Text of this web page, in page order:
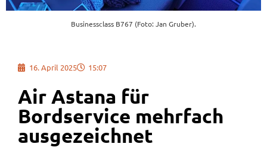
Businessclass B767 (Foto: Jan Gruber).
16. April 2025 15:07
Air Astana für
Bordservice mehrfach
ausgezeichnet